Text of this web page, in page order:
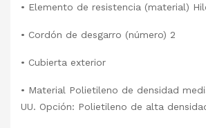
• Elemento de resistencia (material)
• Cordón de desgarro (número) 2
• Cubierta exterior
• Material Polietileno de densidad
UU. Opción: Polietileno de alta